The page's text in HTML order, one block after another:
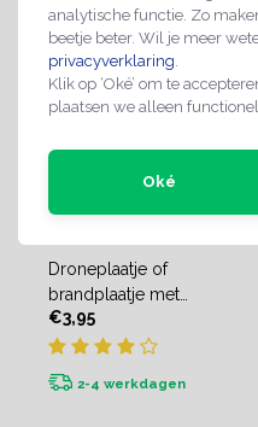
analytische functie. Zo
beetje beter. Wil je meer
privacyverklaring
Klik op ‘Oké’ om te
plaatsen we alleen
Oké
Droneplaatje of
brandplaatje met
Exploitantnummer
€3,95
2-4 werkdagen